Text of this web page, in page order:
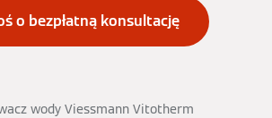
o bezpłatną konsultację
wody Viessmann Vitotherm